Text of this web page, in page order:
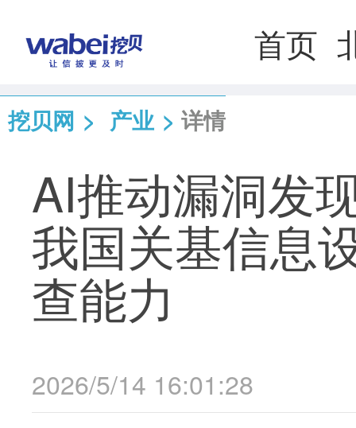
首页
挖贝网 > 产业 > 详情
AI推动漏洞发
我国关基信息
查能力
2026/5/14 16:01:28